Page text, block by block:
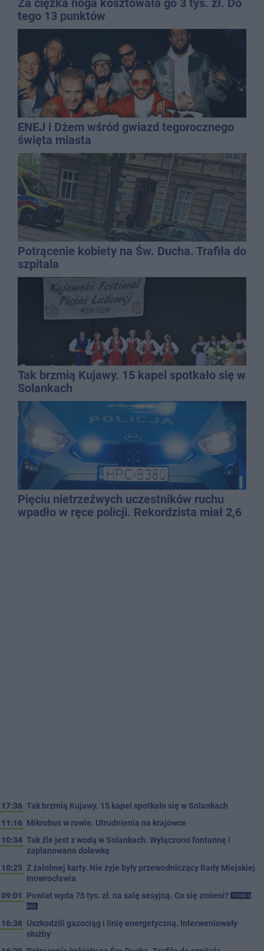
tego 13 punktów
ENEJ i Dżem wśród gwiazd tegorocznego
święta miasta
Potrącenie kobiety na Św. Ducha. Trafiła do
szpitala
Tak brzmią Kujawy. 15 kapel spotkało się w
Solankach
Pięciu nietrzeźwych uczestników ruchu
wpadło w ręce policji. Rekordzista miał 2,6
17:36 Tak brzmią Kujawy. 15 kapel spotkało się w Solankach
11:16 Mikrobus w rowie. Utrudnienia na krajówce
10:34 Tak źle jest z wodą w Solankach. Wyłączono fontannę i
zaplanowano dolewkę
10:25 Z żałobnej karty. Nie żyje były przewodniczący Rady Miejskiej
Inowrocławia
09:01
Powiat wyda 75 tys. zł. na salę sesyjną. Co się zmieni?
TYLKO U
NAS
16:36 Uszkodzili gazociąg i linię energetyczną. Interweniowały
służby